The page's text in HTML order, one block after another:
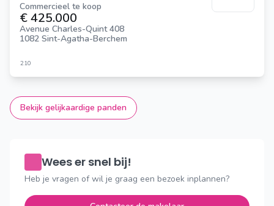
Commercieel te koop
€ 425.000
Avenue Charles-Quint 408
1082 Sint-Agatha-Berchem
210
Bekijk gelijkaardige panden
Wees er snel bij!
Heb je vragen of wil je graag een bezoek inplannen?